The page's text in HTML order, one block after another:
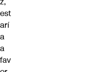
est
arí
a
a
fav